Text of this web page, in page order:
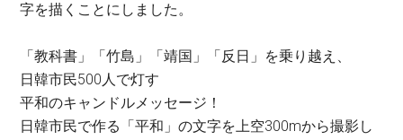
字を描くことにしました。
「教科書」「竹島」「靖国」「反日」を乗り越え、
日韓市民500人で灯す
平和のキャンドルメッセージ！
日韓市民で作る「平和」の文字を上空300mから撮影し